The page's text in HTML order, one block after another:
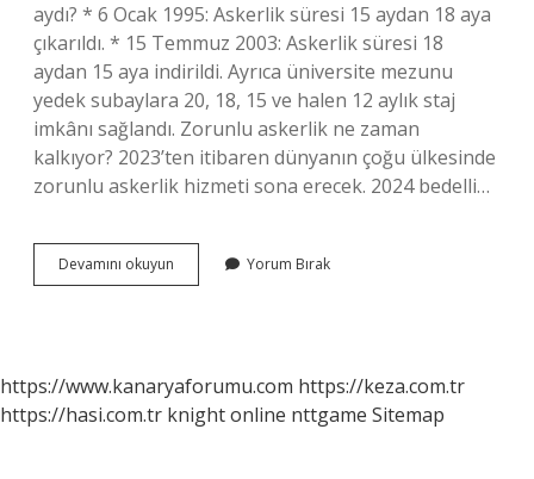
aydı? * 6 Ocak 1995: Askerlik süresi 15 aydan 18 aya
çıkarıldı. * 15 Temmuz 2003: Askerlik süresi 18
aydan 15 aya indirildi. Ayrıca üniversite mezunu
yedek subaylara 20, 18, 15 ve halen 12 aylık staj
imkânı sağlandı. Zorunlu askerlik ne zaman
kalkıyor? 2023’ten itibaren dünyanın çoğu ülkesinde
zorunlu askerlik hizmeti sona erecek. 2024 bedelli…
Devamını okuyun
Askerlik
Yorum Bırak
https://www.kanaryaforumu.com https://keza.com.tr
https://hasi.com.tr knight online nttgame Sitemap